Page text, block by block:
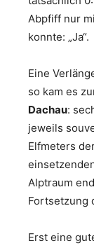
Abpfiff nur
konnte: „Ja“.
Eine
so kam es
Dachau:
jeweils
Elfmeters
Alptraum
Fortsetzung
Erst eine